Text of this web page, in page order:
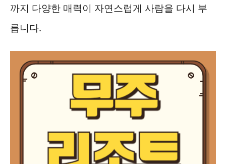
까지 다양한 매력이 자연스럽게 사람을 다시 부
릅니다.